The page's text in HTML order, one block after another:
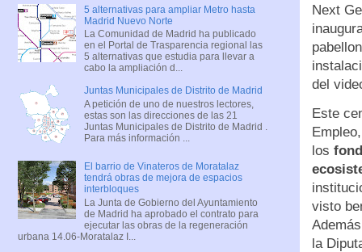
Next
del
Este
los
visto
la
5 alternativas para ampliar Metro hasta
Madrid Nuevo Norte
La Comunidad de Madrid ha publicado
en el Portal de Trasparencia regional las
5 alternativas que estudia para llevar a
cabo la ampliación d...
Juntas Municipales de Distrito de Madrid
A petición de uno de nuestros lectores,
estas son las direcciones de las 21
Juntas Municipales de Distrito de Madrid .
Para más información ...
El barrio de Vinateros de Moratalaz
tendrá obras de mejora de espacios
interbloques
La Junta de Gobierno del Ayuntamiento
de Madrid ha aprobado el contrato para
ejecutar las obras de la regeneración
urbana 14.06-Moratalaz I...